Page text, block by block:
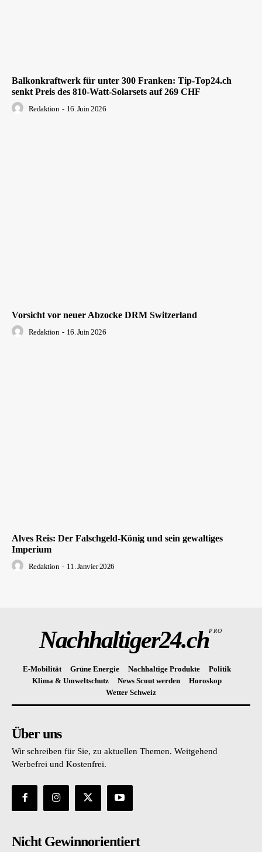
Balkonkraftwerk für unter 300 Franken: Tip-Top24.ch
senkt Preis des 810-Watt-Solarsets auf 269 CHF
Redaktion - 16. Juin 2026
Vorsicht vor neuer Abzocke DRM Switzerland
Redaktion - 16. Juin 2026
Alves Reis: Der Falschgeld-König und sein gewaltiges
Imperium
Redaktion - 11. Janvier 2026
Nachhaltiger24.chPRO
E-Mobilität Grüne Energie Nachhaltige Produkte
Politik
Klima & Umweltschutz
News Scout werden
Horoskop
Wetter Schweiz
Über uns
Wir schreiben für Sie, zu aktuellen Themen. Weitgehend
Werbefrei und Kostenfrei.
Nicht Gewinnorientiert